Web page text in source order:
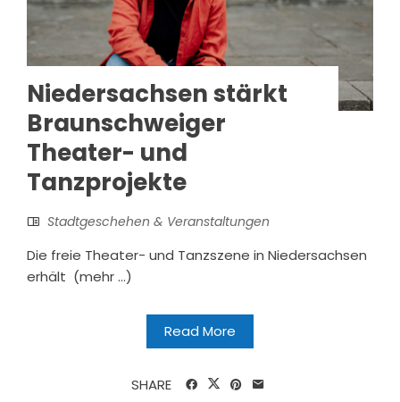
Niedersachsen stärkt
Braunschweiger
Theater- und
Tanzprojekte
Stadtgeschehen & Veranstaltungen
Die freie Theater- und Tanzszene in Niedersachsen
erhält (mehr …)
Read More
SHARE